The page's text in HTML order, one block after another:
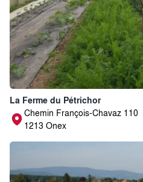
La Ferme du Pétrichor
Chemin François-Chavaz 110
1213 Onex